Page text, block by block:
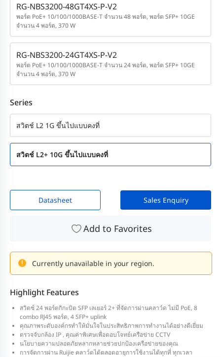
RG-NBS3200-48GT4XS-P-V2
พอร์ต PoE+ 10/100/1000BASE-T จำนวน 48 พอร์ต, พอร์ต SFP+ 10GE
จำนวน 4 พอร์ต, 370 W
RG-NBS3200-24GT4XS-P-V2
พอร์ต PoE+ 10/100/1000BASE-T จำนวน 24 พอร์ต, พอร์ต SFP+ 10GE
จำนวน 4 พอร์ต, 370 W
Series
สวิตช์ L2 1G ขึ้นไปแบบคงที่
สวิตช์ L2+ 10G ขึ้นไปแบบคงที่
Datasheet Sales Enquiry
Add to Favorites
Currently unavailable in your region.
Highlight Features
สวิตช์ 24 พอร์ตกิกะบิต SFP เลเยอร์ 2+ ที่จัดการผ่านคลาว์ด ไม่มี PoE, 8
combo RJ45 พอร์ต, 4 SFP+ uplink
คุณภาพระดับองค์กรทำให้มั่นใจในประสิทธิภาพการทำงานได้อย่างดีเยี่ยม
ตรวจจับกล้อง IP , คุณค่าพิเศษเพื่อตอบโจทย์เครือข่าย CCTV
นโยบายความปลอดภัยหลากหลายช่วยปกป้องเครือข่ายของคุณ
การจัดการผ่าน Ruijie คลาว์ดได้ตลอดอายุการใช้งานได้ทุกที่ ทุกเวลา